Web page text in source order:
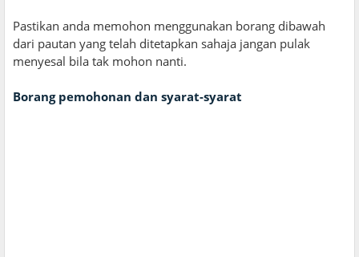
Pastikan anda memohon menggunakan borang dibawah
dari pautan yang telah ditetapkan sahaja jangan pulak
menyesal bila tak mohon nanti.
Borang pemohonan dan syarat-syarat